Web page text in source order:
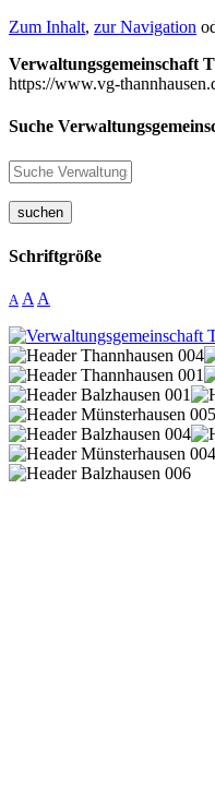
Zum Inhalt, zur Navigation
Verwaltungsgemeinschaft
https://www.vg-
Suche
suchen
Schriftgröße
A A A